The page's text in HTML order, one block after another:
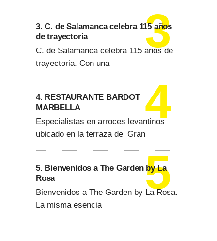
3. C. de Salamanca celebra 115 años
de trayectoria
C. de Salamanca celebra 115 años de
trayectoria. Con una
4. RESTAURANTE BARDOT
MARBELLA
Especialistas en arroces levantinos
ubicado en la terraza del Gran
5. Bienvenidos a The Garden by La
Rosa
Bienvenidos a The Garden by La Rosa.
La misma esencia